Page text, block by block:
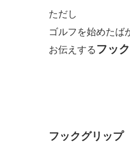
ただし
ゴルフを始めたば
お伝えする フック
フックグリップ